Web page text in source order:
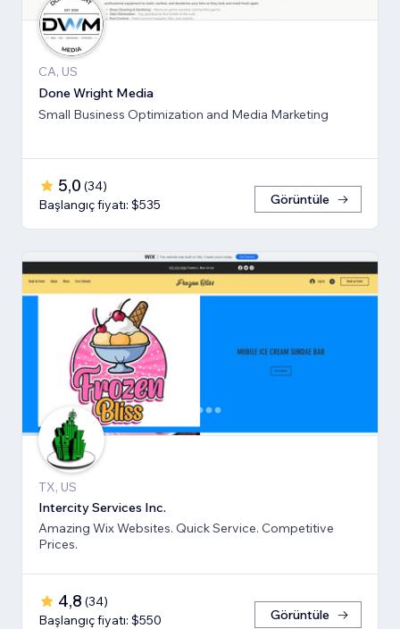
CA, US
Done Wright Media
Small Business Optimization and Media Marketing
5,0 (34)
Başlangıç fiyatı: $535
Görüntüle
TX, US
Intercity Services Inc.
Amazing Wix Websites. Quick Service. Competitive
Prices.
4,8 (34)
Başlangıç fiyatı: $550
Görüntüle